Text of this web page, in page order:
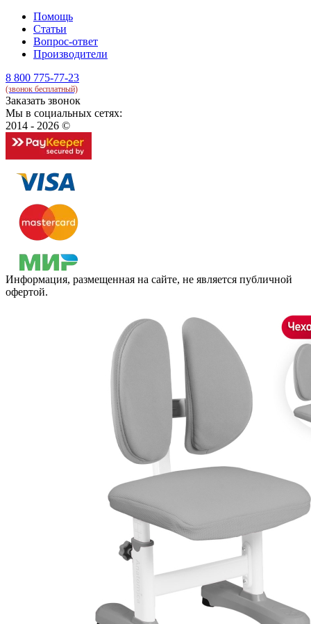
Помощь
Статьи
Вопрос-ответ
Производители
8 800 775-77-23
(звонок бесплатный)
Заказать звонок
Мы в социальных сетях:
2014 - 2026 ©
Информация, размещенная на сайте, не является публичной
офертой.